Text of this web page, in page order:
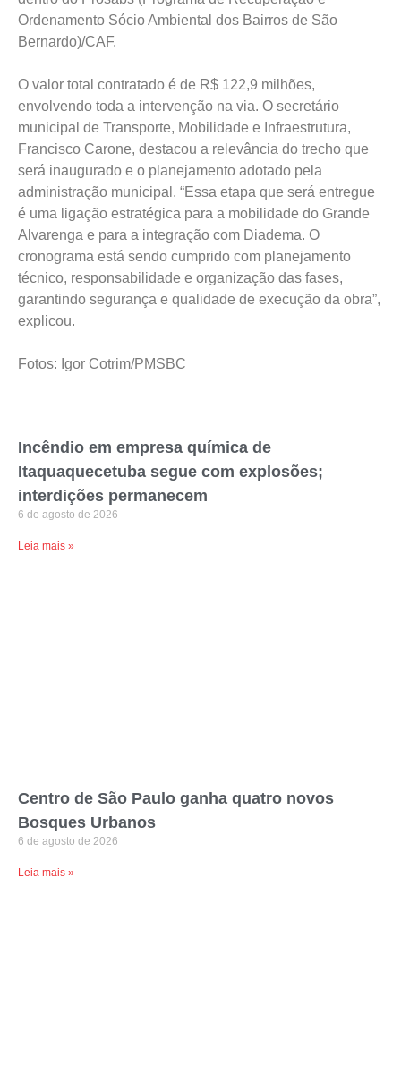
Ordenamento Sócio Ambiental dos Bairros de São
Bernardo)/CAF.
O valor total contratado é de R$ 122,9 milhões,
envolvendo toda a intervenção na via. O secretário
municipal de Transporte, Mobilidade e Infraestrutura,
Francisco Carone, destacou a relevância do trecho que
será inaugurado e o planejamento adotado pela
administração municipal. “Essa etapa que será entregue
é uma ligação estratégica para a mobilidade do Grande
Alvarenga e para a integração com Diadema. O
cronograma está sendo cumprido com planejamento
técnico, responsabilidade e organização das fases,
garantindo segurança e qualidade de execução da obra”,
explicou.
Fotos: Igor Cotrim/PMSBC
Incêndio em empresa química de
Itaquaquecetuba segue com explosões;
interdições permanecem
6 de agosto de 2026
Leia mais »
Centro de São Paulo ganha quatro novos
Bosques Urbanos
6 de agosto de 2026
Leia mais »